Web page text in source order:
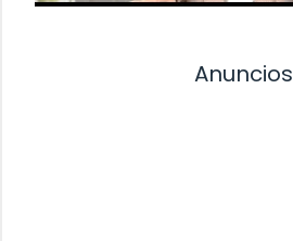
Anuncios